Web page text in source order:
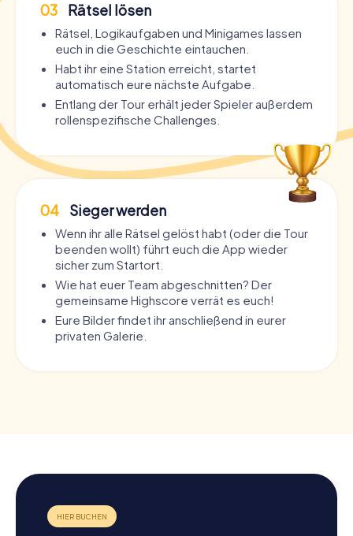
03 Rätsel lösen
Rätsel, Logikaufgaben und Minigames lassen
euch in die Geschichte eintauchen.
Habt ihr eine Station erreicht, startet
automatisch eure nächste Aufgabe.
Entlang der Tour erhält jeder Spieler außerdem
rollenspezifische Challenges.
04 Sieger werden
Wenn ihr alle Rätsel gelöst habt (oder die Tour
beenden wollt) führt euch die App wieder
sicher zum Startort.
Wie hat euer Team abgeschnitten? Der
gemeinsame Highscore verrät es euch!
Eure Bilder findet ihr anschließend in eurer
privaten Galerie.